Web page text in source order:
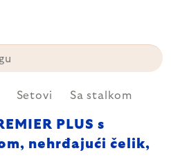
Setovi Sa stalkom
PLUS s
nehrđajući čelik,